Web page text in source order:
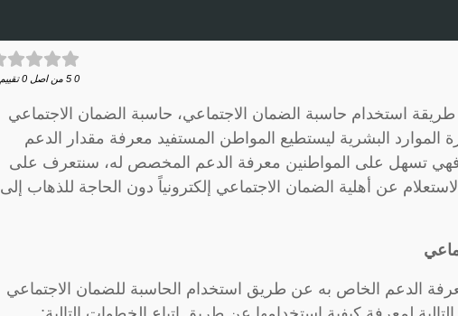
0
5 من اصل 0 تقييم.
استخدام حاسبة الضمان الاجتماعي، حاسبة الضمان الاجتماعي
البشرية ليستطيع المواطن المستفيد معرفة مقدار الدعم
تسهل على المواطنين معرفة الدعم المخصص له، سنتعرف على
عن أهلية الضمان الاجتماعي إلكترونياً دون الحاجة للذهاب إلى
الدعم الخاص به عن طريق استخدام الحاسبة للضمان الاجتماعي